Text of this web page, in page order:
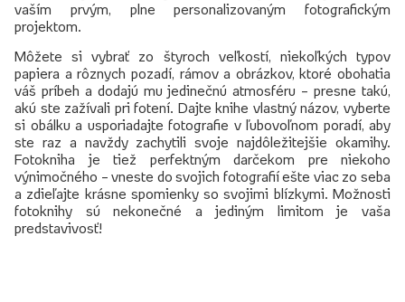
vaším prvým, plne personalizovaným fotografickým
projektom.
Môžete si vybrať zo štyroch veľkostí, niekoľkých typov
papiera a rôznych pozadí, rámov a obrázkov, ktoré obohatia
váš príbeh a dodajú mu jedinečnú atmosféru – presne takú,
akú ste zažívali pri fotení. Dajte knihe vlastný názov, vyberte
si obálku a usporiadajte fotografie v ľubovoľnom poradí, aby
ste raz a navždy zachytili svoje najdôležitejšie okamihy.
Fotokniha je tiež perfektným darčekom pre niekoho
výnimočného – vneste do svojich fotografií ešte viac zo seba
a zdieľajte krásne spomienky so svojimi blízkymi. Možnosti
fotoknihy sú nekonečné a jediným limitom je vaša
predstavivosť!